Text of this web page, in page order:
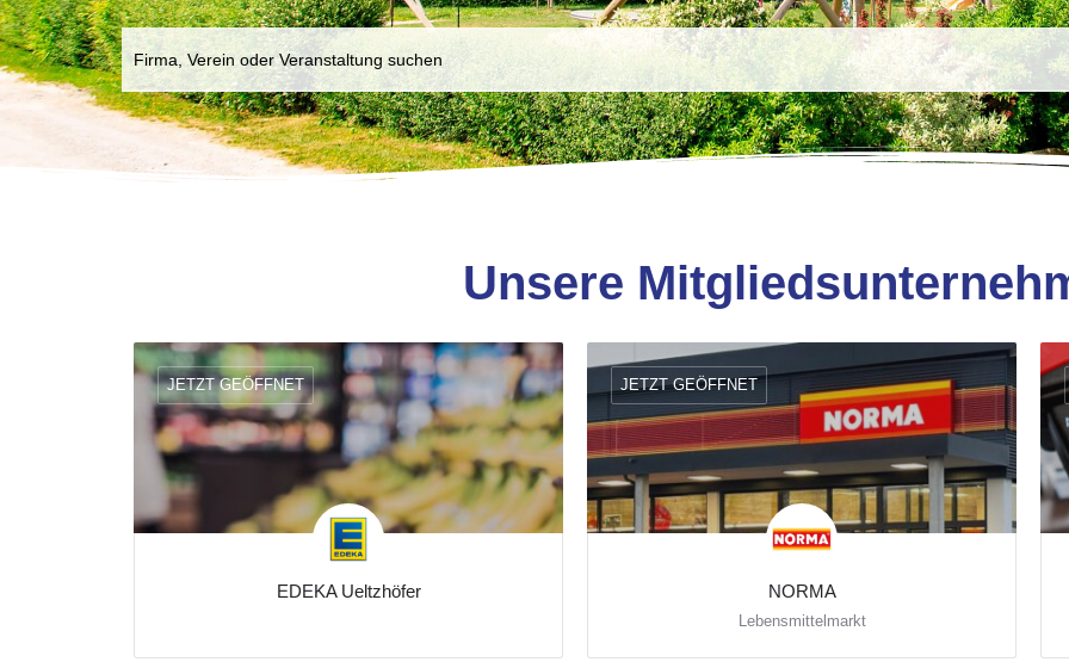
Unsere
EDEKA Ueltzhöfer
Bahnweg 6 07139/9364930
JETZT GEÖFFNET
NORMA
Lebensmittelmarkt
Scheuerbergstraße 9
JETZT GEÖFFNET